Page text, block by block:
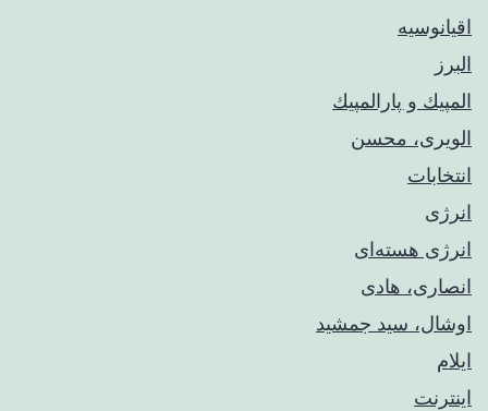
اقیانوسیه
البرز
المپيك و پارالمپيك
الویری، محسن
انتخابات
انرژی
انرژی هسته‌ای
انصاری، هادی
اوشال، سید جمشید
ایلام
اینترنت